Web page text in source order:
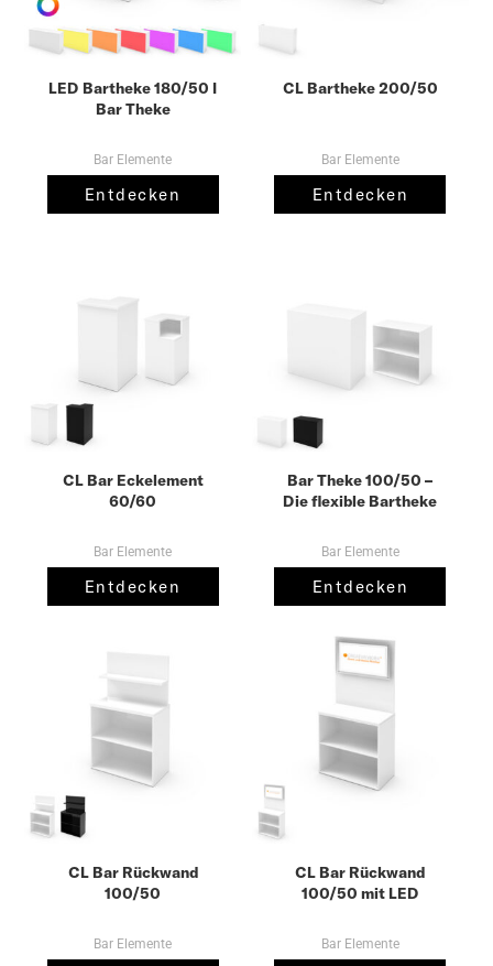
LED Bartheke 180/50 I
Bar Theke
Bar Elemente
Entdecken
CL Bartheke 200/50
Bar Elemente
Entdecken
CL Bar Eckelement
60/60
Bar Elemente
Entdecken
Bar Theke 100/50 –
Die flexible Bartheke
Bar Elemente
Entdecken
CL Bar Rückwand
100/50
Bar Elemente
CL Bar Rückwand
100/50 mit LED
Bar Elemente